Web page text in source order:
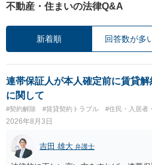
不動産・住まいの法律Q&A
新着順 回答数が多
連帯保証人が本人確定前に賃貸
に関して
#契約解除 #賃貸契約トラブル #住民・入居者
2026年8月3日
吉田 雄大 弁護士